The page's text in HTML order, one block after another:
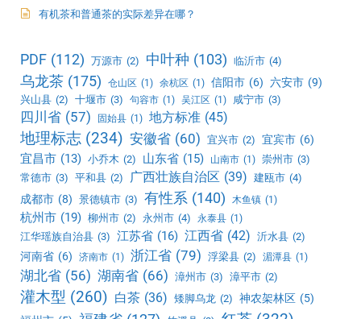
有机茶和普通茶的实际差异在哪？
PDF (112) 万源市 (2) 中叶种 (103) 临沂市 (4)
乌龙茶 (175) 仓山区 (1) 余杭区 (1) 信阳市 (6) 六安市 (9)
兴山县 (2) 十堰市 (3) 句容市 (1) 吴江区 (1) 咸宁市 (3)
四川省 (57) 固始县 (1) 地方标准 (45)
地理标志 (234) 安徽省 (60) 宜兴市 (2) 宜宾市 (6)
宜昌市 (13) 小乔木 (2) 山东省 (15) 山南市 (1) 崇州市 (3)
常德市 (3) 平和县 (2) 广西壮族自治区 (39) 建瓯市 (4)
成都市 (8) 景德镇市 (3) 有性系 (140) 木鱼镇 (1)
杭州市 (19) 柳州市 (2) 永州市 (4) 永泰县 (1)
江华瑶族自治县 (3) 江苏省 (16) 江西省 (42) 沂水县 (2)
河南省 (6) 济南市 (1) 浙江省 (79) 浮梁县 (2) 湄潭县 (1)
湖北省 (56) 湖南省 (66) 漳州市 (3) 漳平市 (2)
灌木型 (260) 白茶 (36) 矮脚乌龙 (2) 神农架林区 (5)